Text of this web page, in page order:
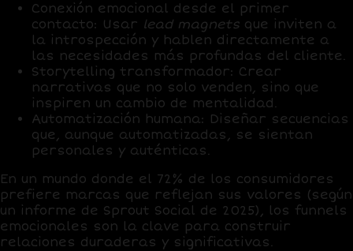
Conexión emocional desde el primer
contacto: Usar lead magnets que inviten a
la introspección y hablen directamente a
las necesidades más profundas del cliente.
Storytelling transformador: Crear
narrativas que no solo venden, sino que
inspiren un cambio de mentalidad.
Automatización humana: Diseñar secuencias
que, aunque automatizadas, se sientan
personales y auténticas.
En un mundo donde el 72% de los consumidores
prefiere marcas que reflejan sus valores (según
un informe de Sprout Social de 2025), los funnels
emocionales son la clave para construir
relaciones duraderas y significativas.